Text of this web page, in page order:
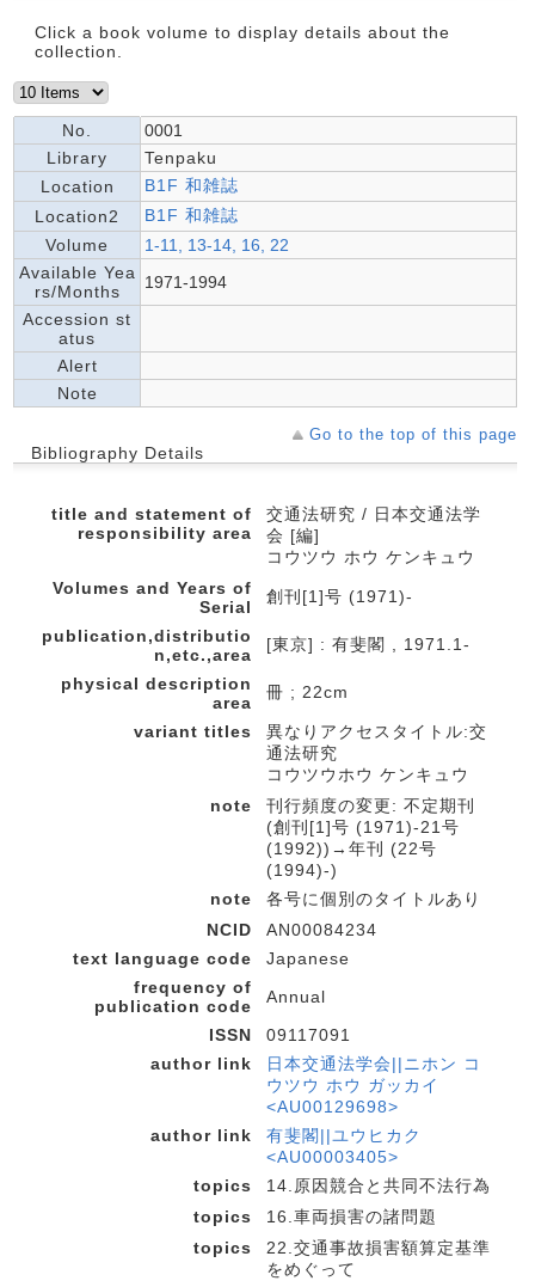
Click a book volume to display details about the
collection.
No.
0001
Library
Tenpaku
Location
B1F 和雑誌
Location2
B1F 和雑誌
Volume
1-11, 13-14, 16, 22
Available Yea
rs/Months
1971-1994
Accession st
atus
Alert
Note
Go to the top of this page
Bibliography Details
title and statement of
responsibility area
交通法研究 / 日本交通法学
会 [編]
コウツウ ホウ ケンキュウ
Volumes and Years of
Serial
創刊[1]号 (1971)-
publication,distributio
n,etc.,area
[東京] : 有斐閣 , 1971.1-
physical description
area
冊 ; 22cm
variant titles
異なりアクセスタイトル:交
通法研究
コウツウホウ ケンキュウ
note
刊行頻度の変更: 不定期刊
(創刊[1]号 (1971)-21号
(1992))→年刊 (22号
(1994)-)
note
各号に個別のタイトルあり
NCID
AN00084234
text language code
Japanese
frequency of
publication code
Annual
ISSN
09117091
author link
日本交通法学会||ニホン コ
ウツウ ホウ ガッカイ
<AU00129698>
author link
有斐閣||ユウヒカク
<AU00003405>
topics
14.原因競合と共同不法行為
topics
16.車両損害の諸問題
topics
22.交通事故損害額算定基準
をめぐって